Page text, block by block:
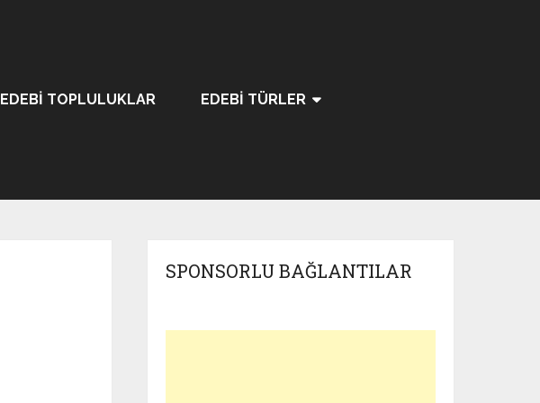
EDEBI TOPLULUKLAR EDEBI TÜRLER
SPONSORLU BAĞLANTILAR